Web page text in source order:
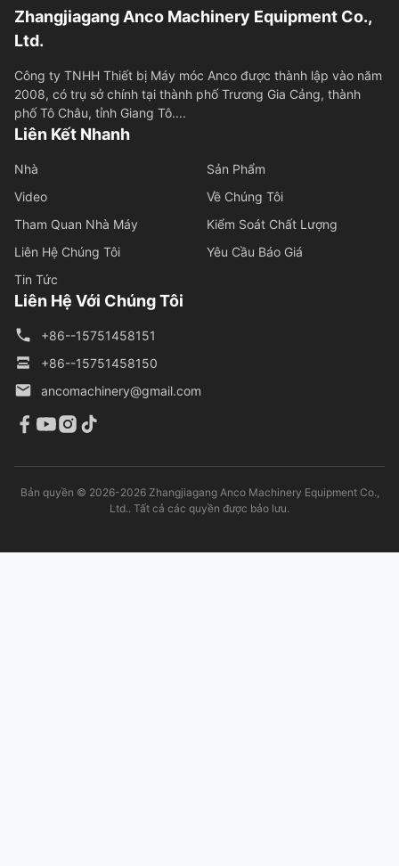
Zhangjiagang Anco Machinery Equipment Co.,
Ltd.
Công ty TNHH Thiết bị Máy móc Anco được thành lập vào năm
2008, có trụ sở chính tại thành phố Trương Gia Cảng, thành
phố Tô Châu, tỉnh Giang Tô....
Liên Kết Nhanh
Nhà
Sản Phẩm
Video
Về Chúng Tôi
Tham Quan Nhà Máy
Kiểm Soát Chất Lượng
Liên Hệ Chúng Tôi
Yêu Cầu Báo Giá
Tin Tức
Liên Hệ Với Chúng Tôi
+86--15751458151
+86--15751458150
ancomachinery@gmail.com
Bản quyền © 2026-2026 Zhangjiagang Anco Machinery Equipment Co.,
Ltd.. Tất cả các quyền được bảo lưu.